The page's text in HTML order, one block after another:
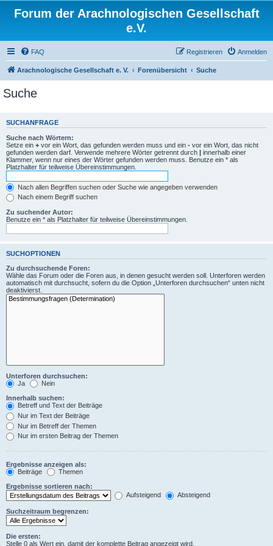
Forum der Arachnologischen Gesellschaft
e.V.
FAQ Anmelden
Registrieren
Arachnologische Gesellschaft e. V. Forenübersicht Suche
Suche
SUCHANFRAGE
Suche nach Wörtern:
Setze ein + vor ein Wort, das gefunden werden muss und ein - vor ein Wort, das nicht
gefunden werden darf. Verwende mehrere Wörter getrennt durch | innerhalb einer
Klammer, wenn nur eines der Wörter gefunden werden muss. Benutze ein * als
Platzhalter für teilweise Übereinstimmungen.
Nach allen Begriffen suchen oder Suche wie angegeben verwenden
Nach einem Begriff suchen
Zu suchender Autor:
Benutze ein * als Platzhalter für teilweise Übereinstimmungen.
SUCHOPTIONEN
Zu durchsuchende Foren:
Wähle das Forum oder die Foren aus, in denen gesucht werden soll. Unterforen werden
automatisch mit durchsucht, sofern du die Option „Unterforen durchsuchen“ unten nicht
deaktivierst.
Unterforen durchsuchen:
Ja
Nein
Innerhalb suchen:
Betreff und Text der Beiträge
Nur im Text der Beiträge
Nur im Betreff der Themen
Nur im ersten Beitrag der Themen
Ergebnisse anzeigen als:
Beiträge
Themen
Ergebnisse sortieren nach:
Aufsteigend
Absteigend
Suchzeitraum begrenzen:
Die ersten:
Stelle 0 als Wert ein, damit der komplette Beitrag angezeigt wird.